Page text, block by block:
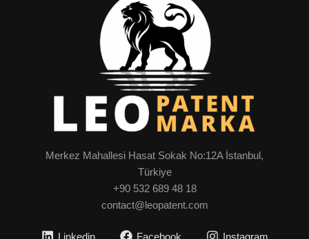
Merkez Mahallesi Hasat Sokak No:12A İstanbul,
Türkiye
+90 532 689 48 18
contact@leopatent.com
Linkedin Facebook Instagram